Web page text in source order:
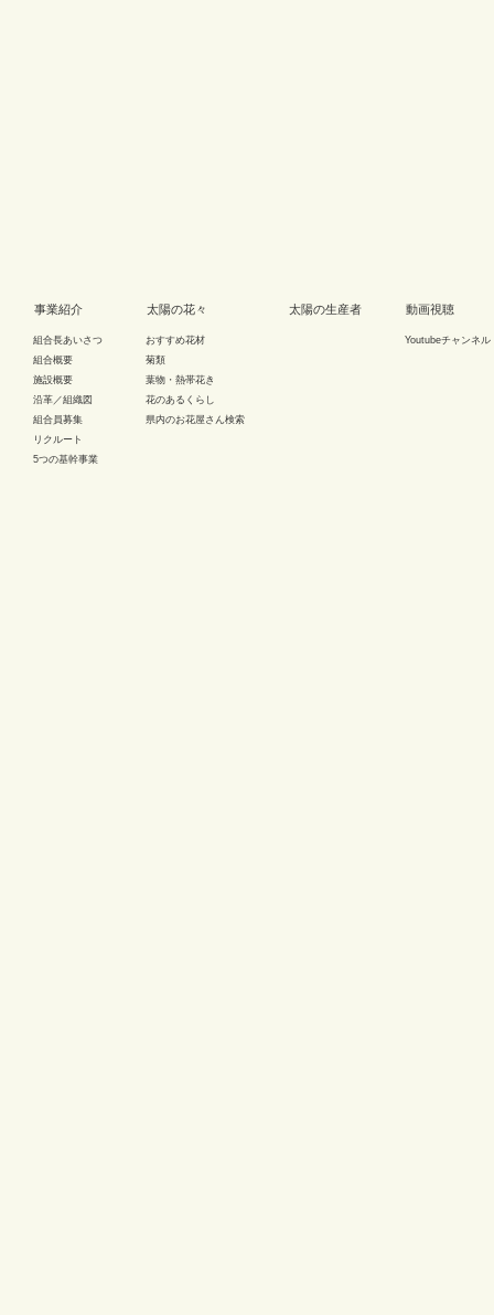
事業紹介
組合長あいさつ
組合概要
施設概要
沿革／組織図
組合員募集
リクルート
5つの基幹事業
太陽の花々
おすすめ花材
菊類
葉物・熱帯花き
花のあるくらし
県内のお花屋さん検索
太陽の生産者 動画視聴
Youtubeチャンネル